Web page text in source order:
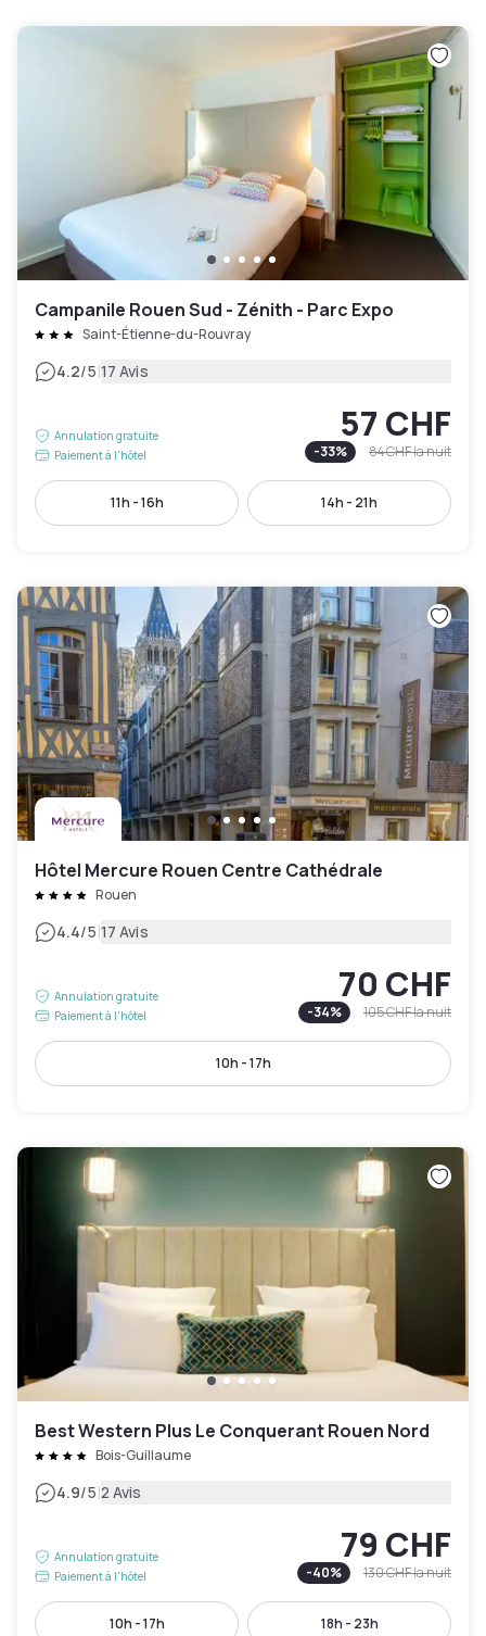
Campanile Rouen Sud - Zénith - Parc Expo
Saint-Étienne-du-Rouvray
4.2/5|17 Avis
Annulation gratuite
Paiement à l'hôtel
57 CHF
-33% 84 CHFla nuit
11h - 16h 14h - 21h
Hôtel Mercure Rouen Centre Cathédrale
Rouen
4.4/5|17 Avis
Annulation gratuite
Paiement à l'hôtel
70 CHF
-34% 105 CHFla nuit
10h - 17h
Best Western Plus Le Conquerant Rouen Nord
Bois-Guillaume
4.9/5|2 Avis
Annulation gratuite
Paiement à l'hôtel
79 CHF
-40% 130 CHFla nuit
10h - 17h 18h - 23h